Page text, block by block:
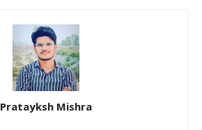
Pratayksh Mishra